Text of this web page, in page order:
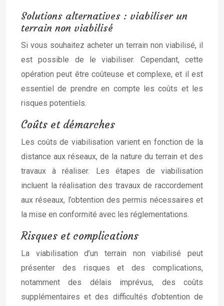
Solutions alternatives : viabiliser un
terrain non viabilisé
Si vous souhaitez acheter un terrain non viabilisé, il
est possible de le viabiliser. Cependant, cette
opération peut être coûteuse et complexe, et il est
essentiel de prendre en compte les coûts et les
risques potentiels.
Coûts et démarches
Les coûts de viabilisation varient en fonction de la
distance aux réseaux, de la nature du terrain et des
travaux à réaliser. Les étapes de viabilisation
incluent la réalisation des travaux de raccordement
aux réseaux, l’obtention des permis nécessaires et
la mise en conformité avec les réglementations.
Risques et complications
La viabilisation d’un terrain non viabilisé peut
présenter des risques et des complications,
notamment des délais imprévus, des coûts
supplémentaires et des difficultés d’obtention de